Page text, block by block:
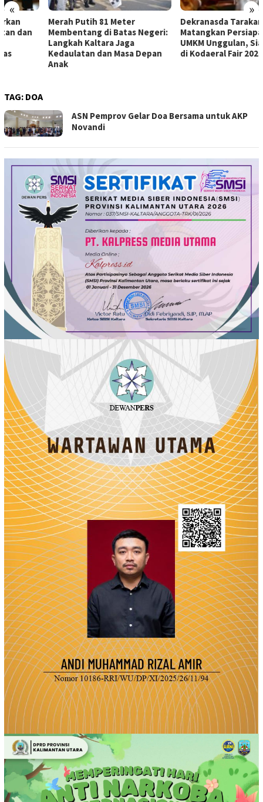
« »
Merah Putih 81 Meter
Membentang di Batas Negeri:
Langkah Kaltara Jaga
Kedaulatan dan Masa Depan
Dekranasda Tarakan
Matangkan Persiapan Produk
UMKM Unggulan, Siap Tampil
di Kodaeral Fair 2026
TAG: DOA
ASN Pemprov Gelar Doa Bersama untuk AKP
Novandi